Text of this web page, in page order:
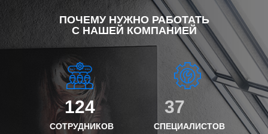
ПОЧЕМУ НУЖНО РАБОТАТЬ
С НАШЕЙ КОМПАНИЕЙ
124
СОТРУДНИКОВ
37
СПЕЦИАЛИСТОВ